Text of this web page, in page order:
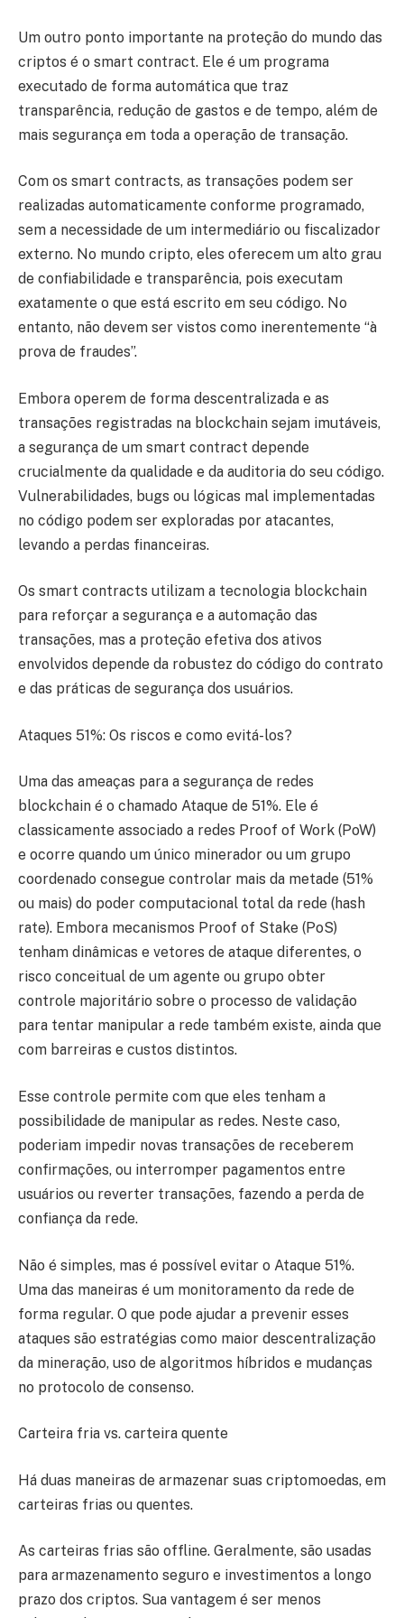
Um outro ponto importante na proteção do mundo das
criptos é o smart contract. Ele é um programa
executado de forma automática que traz
transparência, redução de gastos e de tempo, além de
mais segurança em toda a operação de transação.
Com os smart contracts, as transações podem ser
realizadas automaticamente conforme programado,
sem a necessidade de um intermediário ou fiscalizador
externo. No mundo cripto, eles oferecem um alto grau
de confiabilidade e transparência, pois executam
exatamente o que está escrito em seu código. No
entanto, não devem ser vistos como inerentemente “à
prova de fraudes”.
Embora operem de forma descentralizada e as
transações registradas na blockchain sejam imutáveis,
a segurança de um smart contract depende
crucialmente da qualidade e da auditoria do seu código.
Vulnerabilidades, bugs ou lógicas mal implementadas
no código podem ser exploradas por atacantes,
levando a perdas financeiras.
Os smart contracts utilizam a tecnologia blockchain
para reforçar a segurança e a automação das
transações, mas a proteção efetiva dos ativos
envolvidos depende da robustez do código do contrato
e das práticas de segurança dos usuários.
Ataques 51%: Os riscos e como evitá-los?
Uma das ameaças para a segurança de redes
blockchain é o chamado Ataque de 51%. Ele é
classicamente associado a redes Proof of Work (PoW)
e ocorre quando um único minerador ou um grupo
coordenado consegue controlar mais da metade (51%
ou mais) do poder computacional total da rede (hash
rate). Embora mecanismos Proof of Stake (PoS)
tenham dinâmicas e vetores de ataque diferentes, o
risco conceitual de um agente ou grupo obter
controle majoritário sobre o processo de validação
para tentar manipular a rede também existe, ainda que
com barreiras e custos distintos.
Esse controle permite com que eles tenham a
possibilidade de manipular as redes. Neste caso,
poderiam impedir novas transações de receberem
confirmações, ou interromper pagamentos entre
usuários ou reverter transações, fazendo a perda de
confiança da rede.
Não é simples, mas é possível evitar o Ataque 51%.
Uma das maneiras é um monitoramento da rede de
forma regular. O que pode ajudar a prevenir esses
ataques são estratégias como maior descentralização
da mineração, uso de algoritmos híbridos e mudanças
no protocolo de consenso.
Carteira fria vs. carteira quente
Há duas maneiras de armazenar suas criptomoedas, em
carteiras frias ou quentes.
As carteiras frias são offline. Geralmente, são usadas
para armazenamento seguro e investimentos a longo
prazo dos criptos. Sua vantagem é ser menos